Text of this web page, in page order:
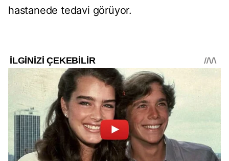
hastanede tedavi görüyor.